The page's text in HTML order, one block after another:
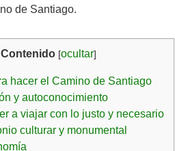
de Santiago.
Contenido [ocultar]
hacer el Camino de Santiago
y autoconocimiento
a viajar con lo justo y necesario
culturar y monumental